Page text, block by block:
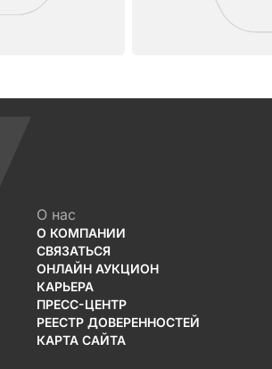
О нас
О КОМПАНИИ
СВЯЗАТЬСЯ
ОНЛАЙН АУКЦИОН
КАРЬЕРА
ПРЕСС-ЦЕНТР
РЕЕСТР ДОВЕРЕННОСТЕЙ
КАРТА САЙТА